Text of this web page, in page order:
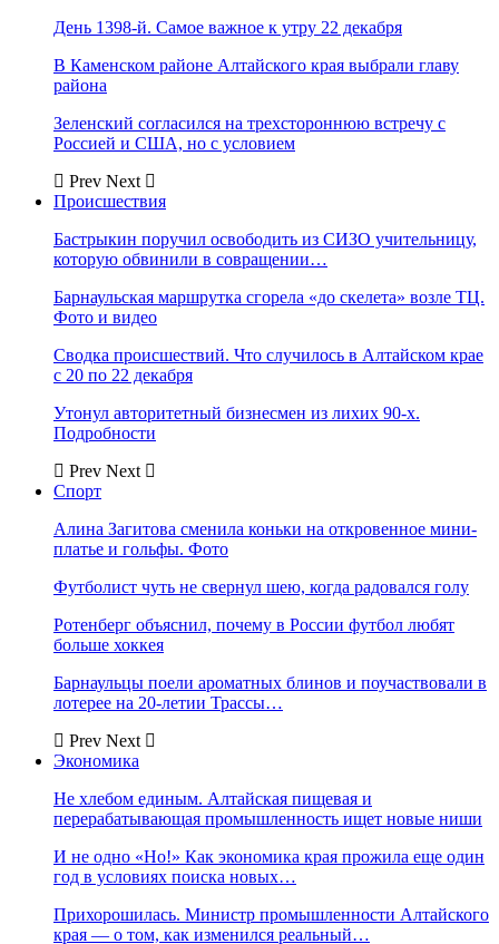
День 1398-й. Самое важное к утру 22 декабря
В Каменском районе Алтайского края выбрали главу
района
Зеленский согласился на трехстороннюю встречу с
Россией и США, но с условием
Prev Next
Происшествия
Бастрыкин поручил освободить из СИЗО учительницу,
которую обвинили в совращении…
Барнаульская маршрутка сгорела «до скелета» возле ТЦ.
Фото и видео
Сводка происшествий. Что случилось в Алтайском крае
с 20 по 22 декабря
Утонул авторитетный бизнесмен из лихих 90-х.
Подробности
Prev Next
Спорт
Алина Загитова сменила коньки на откровенное мини-
платье и гольфы. Фото
Футболист чуть не свернул шею, когда радовался голу
Ротенберг объяснил, почему в России футбол любят
больше хоккея
Барнаульцы поели ароматных блинов и поучаствовали в
лотерее на 20-летии Трассы…
Prev Next
Экономика
Не хлебом единым. Алтайская пищевая и
перерабатывающая промышленность ищет новые ниши
И не одно «Но!» Как экономика края прожила еще один
год в условиях поиска новых…
Прихорошилась. Министр промышленности Алтайского
края — о том, как изменился реальный…